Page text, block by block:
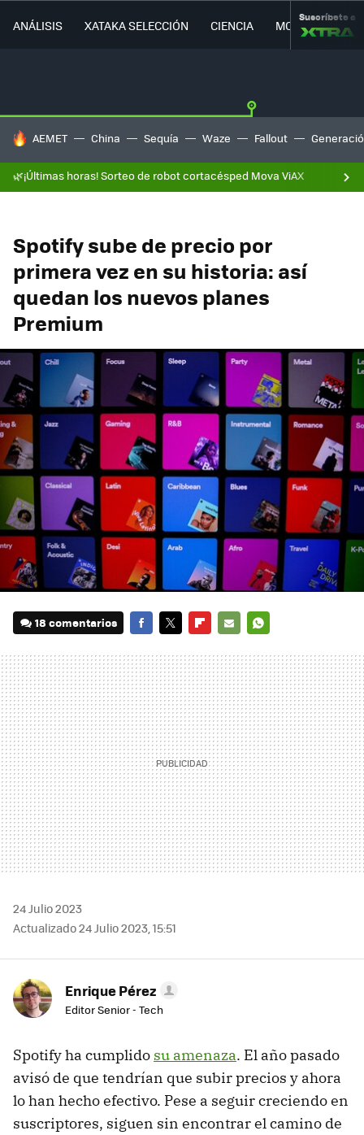
ANÁLISIS XATAKA SELECCIÓN CIENCIA MOVILIDAD
Suscríbete a
HOY SE HABLA DE
AEMET China Sequía Waze Fallout
🌿¡Últimas horas! Sorteo de robot cortacésped Mova ViAX
Spotify sube de precio por
primera vez en su historia: así
quedan los nuevos planes
Premium
18 comentarios
MAIL
24 Julio 2023
Actualizado 24 Julio 2023, 15:51
Enrique Pérez
Editor Senior - Tech
Spotify ha cumplido su amenaza. El año pasado
avisó de que tendrían que subir precios y ahora
lo han hecho efectivo. Pese a seguir creciendo en
suscriptores, siguen sin encontrar el camino de